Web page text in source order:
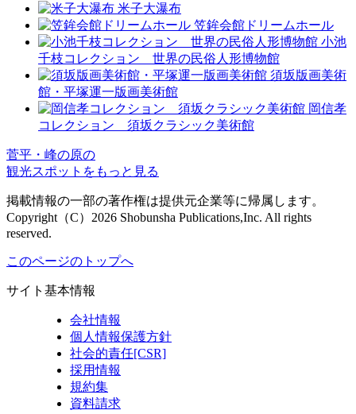
米子大瀑布
笠鉾会館ドリームホール
小池
千枝コレクション 世界の民俗人形博物館
須坂版画美術
館・平塚運一版画美術館
岡信孝
コレクション 須坂クラシック美術館
菅平・峰の原の
観光スポットをもっと見る
掲載情報の一部の著作権は提供元企業等に帰属します。
Copyright（C）2026 Shobunsha Publications,Inc. All rights
reserved.
このページのトップへ
サイト基本情報
会社情報
個人情報保護方針
社会的責任[CSR]
採用情報
規約集
資料請求